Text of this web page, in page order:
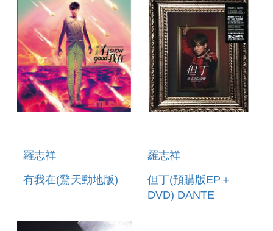
羅志祥
有我在(驚天動地版)
羅志祥
但丁(預購版EP＋
DVD) DANTE